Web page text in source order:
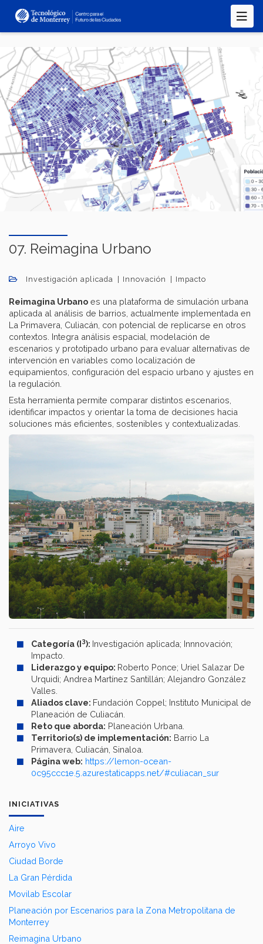
07. Reimagina Urbano
Investigación aplicada Innovación Impacto
Reimagina Urbano es una plataforma de simulación urbana
aplicada al análisis de barrios, actualmente implementada en
La Primavera, Culiacán, con potencial de replicarse en otros
contextos. Integra análisis espacial, modelación de
escenarios y prototipado urbano para evaluar alternativas de
intervención en variables como localización de
equipamientos, configuración del espacio urbano y ajustes en
la regulación.
Esta herramienta permite comparar distintos escenarios,
identificar impactos y orientar la toma de decisiones hacia
soluciones más eficientes, sostenibles y contextualizadas.
Categoría (I3): Investigación aplicada; Innnovación;
Impacto.
Liderazgo y equipo: Roberto Ponce; Uriel Salazar De
Urquidi; Andrea Martínez Santillán; Alejandro González
Valles.
Aliados clave: Fundación Coppel; Instituto Municipal de
Planeación de Culiacán.
Reto que aborda: Planeación Urbana.
Territorio(s) de implementación: Barrio La
Primavera, Culiacán, Sinaloa.
Página web: https://lemon-ocean-
0c95ccc1e.5.azurestaticapps.net/#culiacan_sur
INICIATIVAS
Aire
Arroyo Vivo
Ciudad Borde
La Gran Pérdida
Movilab Escolar
Planeación por Escenarios para la Zona Metropolitana de
Monterrey
Reimagina Urbano